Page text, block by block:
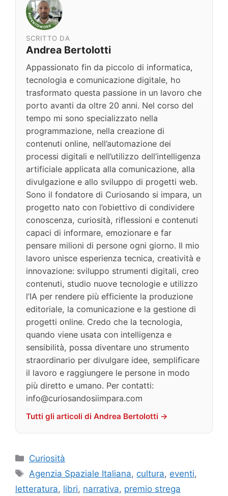
SCRITTO DA
Andrea Bertolotti
Appassionato fin da piccolo di informatica,
tecnologia e comunicazione digitale, ho
trasformato questa passione in un lavoro che
porto avanti da oltre 20 anni. Nel corso del
tempo mi sono specializzato nella
programmazione, nella creazione di
contenuti online, nell’automazione dei
processi digitali e nell’utilizzo dell’intelligenza
artificiale applicata alla comunicazione, alla
divulgazione e allo sviluppo di progetti web.
Sono il fondatore di Curiosando si impara, un
progetto nato con l’obiettivo di condividere
conoscenza, curiosità, riflessioni e contenuti
capaci di informare, emozionare e far
pensare milioni di persone ogni giorno. Il mio
lavoro unisce esperienza tecnica, creatività e
innovazione: sviluppo strumenti digitali, creo
contenuti, studio nuove tecnologie e utilizzo
l’IA per rendere più efficiente la produzione
editoriale, la comunicazione e la gestione di
progetti online. Credo che la tecnologia,
quando viene usata con intelligenza e
sensibilità, possa diventare uno strumento
straordinario per divulgare idee, semplificare
il lavoro e raggiungere le persone in modo
più diretto e umano. Per contatti:
info@curiosandosiimpara.com
Tutti gli articoli di Andrea Bertolotti →
Categorie
Curiosità
Tag
Agenzia Spaziale Italiana, cultura, eventi,
letteratura, libri, narrativa, premio strega